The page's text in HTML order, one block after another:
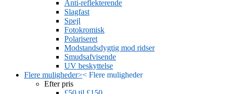
Anti-reflekterende
Slagfast
Spejl
Fotokromisk
Polariseret
Modstandsdygtig mod ridser
Smudsafvisende
UV beskyttelse
Flere muligheder>< Flere muligheder
Efter pris